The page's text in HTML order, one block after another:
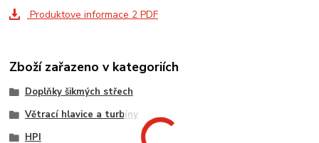
Produktove informace 2 PDF
Zboží zařazeno v kategoriích
Doplňky šikmých střech
Větrací hlavice a turbíny
HPI